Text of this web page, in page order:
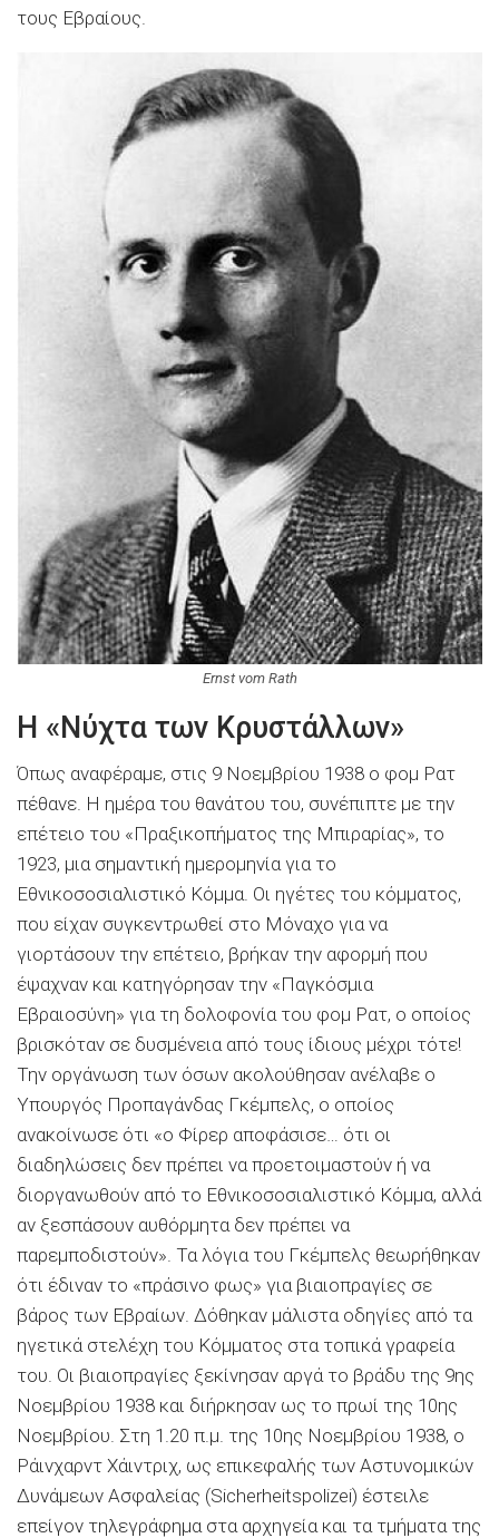
τους Εβραίους.
Ernst vom Rath
Η «Νύχτα των Κρυστάλλων»
Όπως αναφέραμε, στις 9 Νοεμβρίου 1938 ο φομ Ρατ
πέθανε. Η ημέρα του θανάτου του, συνέπιπτε με την
επέτειο του «Πραξικοπήματος της Μπιραρίας», το
1923, μια σημαντική ημερομηνία για το
Εθνικοσοσιαλιστικό Κόμμα. Οι ηγέτες του κόμματος,
που είχαν συγκεντρωθεί στο Μόναχο για να
γιορτάσουν την επέτειο, βρήκαν την αφορμή που
έψαχναν και κατηγόρησαν την «Παγκόσμια
Εβραιοσύνη» για τη δολοφονία του φομ Ρατ, ο οποίος
βρισκόταν σε δυσμένεια από τους ίδιους μέχρι τότε!
Την οργάνωση των όσων ακολούθησαν ανέλαβε ο
Υπουργός Προπαγάνδας Γκέμπελς, ο οποίος
ανακοίνωσε ότι «ο Φίρερ αποφάσισε… ότι οι
διαδηλώσεις δεν πρέπει να προετοιμαστούν ή να
διοργανωθούν από το Εθνικοσοσιαλιστικό Κόμμα, αλλά
αν ξεσπάσουν αυθόρμητα δεν πρέπει να
παρεμποδιστούν». Τα λόγια του Γκέμπελς θεωρήθηκαν
ότι έδιναν το «πράσινο φως» για βιαιοπραγίες σε
βάρος των Εβραίων. Δόθηκαν μάλιστα οδηγίες από τα
ηγετικά στελέχη του Κόμματος στα τοπικά γραφεία
του. Οι βιαιοπραγίες ξεκίνησαν αργά το βράδυ της 9ης
Νοεμβρίου 1938 και διήρκησαν ως το πρωί της 10ης
Νοεμβρίου. Στη 1.20 π.μ. της 10ης Νοεμβρίου 1938, ο
Ράινχαρντ Χάιντριχ, ως επικεφαλής των Αστυνομικών
Δυνάμεων Ασφαλείας (Sicherheitspolizei) έστειλε
επείγον τηλεγράφημα στα αρχηγεία και τα τμήματα της